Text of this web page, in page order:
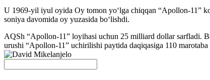
U 1969-yil iyul oyida Oy tomon yoʻlga chiqqan “Apollon-11”
soniya davomida oy yuzasida boʻlishdi.
AQSh “Apollon-11” loyihasi uchun 25 milliard dollar sarfladi.
urushi “Apollon-11” uchirilishi paytida daqiqasiga 110